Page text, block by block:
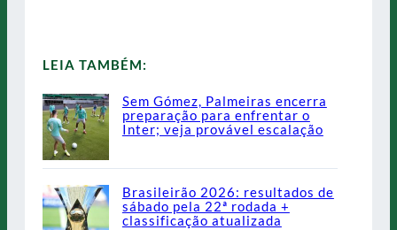
LEIA TAMBÉM:
Sem Gómez, Palmeiras encerra
preparação para enfrentar o
Inter; veja provável escalação
Brasileirão 2026: resultados de
sábado pela 22ª rodada +
classificação atualizada